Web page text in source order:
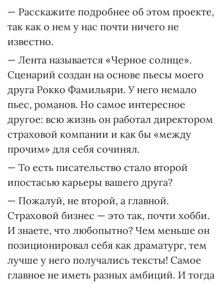
— Расскажите подробнее об этом проекте,
так как о нем у нас почти ничего не
известно.
— Лента называется «Черное солнце».
Сценарий создан на основе пьесы моего
друга Рокко Фамильяри. У него немало
пьес, романов. Но самое интересное
другое: всю жизнь он работал директором
страховой компании и как бы «между
прочим» для себя сочинял.
— То есть писательство стало второй
ипостасью карьеры вашего друга?
— Пожалуй, не второй, а главной.
Страховой бизнес — это так, почти хобби.
И знаете, что любопытно? Чем меньше он
позиционировал себя как драматург, тем
лучше у него получались тексты! Самое
главное не иметь разных амбиций. И тогда